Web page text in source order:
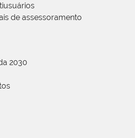
de assessoramento
2030